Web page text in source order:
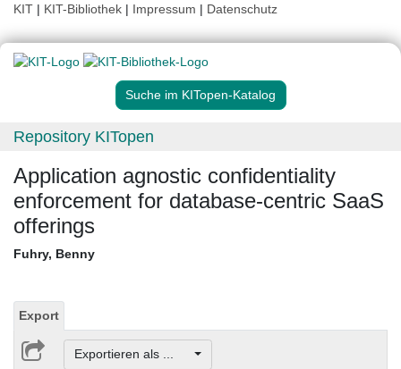
KIT | KIT-Bibliothek | Impressum | Datenschutz
Suche im KITopen-Katalog
Repository KITopen
Application agnostic confidentiality
enforcement for database-centric SaaS
offerings
Fuhry, Benny
Export
Exportieren als ...